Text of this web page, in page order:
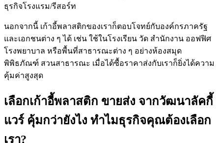
ธุรกิจโรงแรม/รีสอร์ท
นอกจากนี้ เก้าอี้พลาสติกของเราก็ตอบโจทย์กับองค์กรภาครัฐ
และเอกชนต่าง ๆ ได้ เช่น ใช้ในโรงเรียน วัด สำนักงาน ออฟฟิศ
โรงพยาบาล หรือพื้นที่สาธารณะต่าง ๆ อย่างห้องสมุด
พิพิธภัณฑ์ สวนสาธารณะ เมื่อได้ซื้อราคาส่งกับเราก็ยิ่งได้ความ
คุ้มค่าสูงสุด
เลือกเก้าอี้พลาสติก ขายส่ง จากวัฒนาลัคกี้
แวร์ คุ้มกว่ายังไง ทำไมธุรกิจคุณต้องเลือก
เรา?